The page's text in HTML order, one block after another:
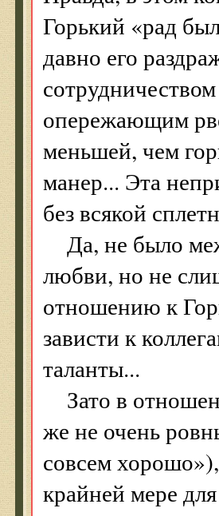
Горький «рад
давно его
опережающим
меньшей, чем
манер... Эта
без всякой
Да, не было
любви, но не
отношению к
зависти к
таланты...
Зато в
же не очень
совсем
крайней мере